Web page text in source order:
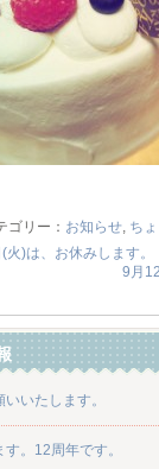
ゴリー： お知らせ, ち
)は、お休みします。
9月
いたします。
。12周年です。